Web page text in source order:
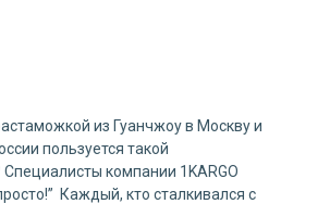
из Гуанчжоу в Москву и
пользуется такой
компании 1KARGO
Каждый, кто сталкивался с